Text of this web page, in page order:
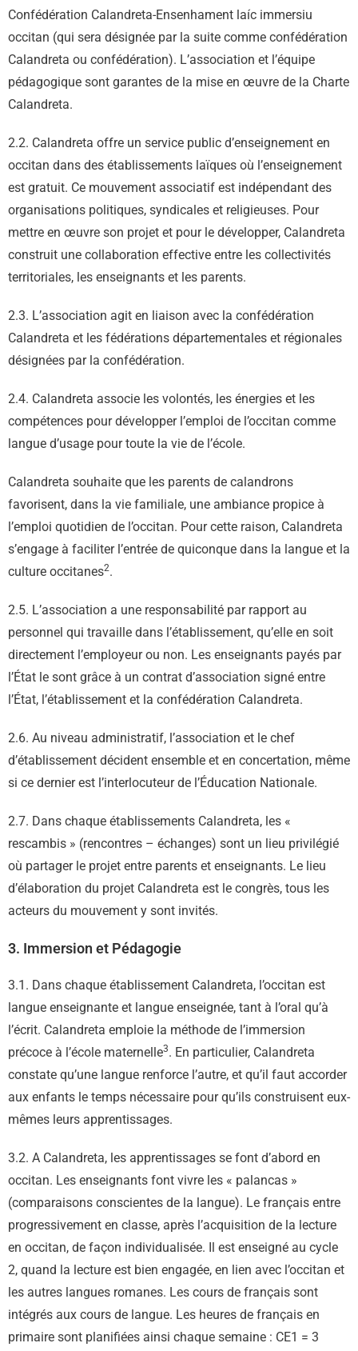
Confédération Calandreta-Ensenhament laíc immersiu
occitan (qui sera désignée par la suite comme confédération
Calandreta ou confédération). L’association et l’équipe
pédagogique sont garantes de la mise en œuvre de la Charte
Calandreta.
2.2. Calandreta offre un service public d’enseignement en
occitan dans des établissements laïques où l’enseignement
est gratuit. Ce mouvement associatif est indépendant des
organisations politiques, syndicales et religieuses. Pour
mettre en œuvre son projet et pour le développer, Calandreta
construit une collaboration effective entre les collectivités
territoriales, les enseignants et les parents.
2.3. L’association agit en liaison avec la confédération
Calandreta et les fédérations départementales et régionales
désignées par la confédération.
2.4. Calandreta associe les volontés, les énergies et les
compétences pour développer l’emploi de l’occitan comme
langue d’usage pour toute la vie de l’école.
Calandreta souhaite que les parents de calandrons
favorisent, dans la vie familiale, une ambiance propice à
l’emploi quotidien de l’occitan. Pour cette raison, Calandreta
s’engage à faciliter l’entrée de quiconque dans la langue et la
culture occitanes2.
2.5. L’association a une responsabilité par rapport au
personnel qui travaille dans l’établissement, qu’elle en soit
directement l’employeur ou non. Les enseignants payés par
l’État le sont grâce à un contrat d’association signé entre
l’État, l’établissement et la confédération Calandreta.
2.6. Au niveau administratif, l’association et le chef
d’établissement décident ensemble et en concertation, même
si ce dernier est l’interlocuteur de l’Éducation Nationale.
2.7. Dans chaque établissements Calandreta, les «
rescambis » (rencontres – échanges) sont un lieu privilégié
où partager le projet entre parents et enseignants. Le lieu
d’élaboration du projet Calandreta est le congrès, tous les
acteurs du mouvement y sont invités.
3. Immersion et Pédagogie
3.1. Dans chaque établissement Calandreta, l’occitan est
langue enseignante et langue enseignée, tant à l’oral qu’à
l’écrit. Calandreta emploie la méthode de l’immersion
précoce à l’école maternelle3. En particulier, Calandreta
constate qu’une langue renforce l’autre, et qu’il faut accorder
aux enfants le temps nécessaire pour qu’ils construisent eux-
mêmes leurs apprentissages.
3.2. A Calandreta, les apprentissages se font d’abord en
occitan. Les enseignants font vivre les « palancas »
(comparaisons conscientes de la langue). Le français entre
progressivement en classe, après l’acquisition de la lecture
en occitan, de façon individualisée. Il est enseigné au cycle
2, quand la lecture est bien engagée, en lien avec l’occitan et
les autres langues romanes. Les cours de français sont
intégrés aux cours de langue. Les heures de français en
primaire sont planifiées ainsi chaque semaine : CE1 = 3